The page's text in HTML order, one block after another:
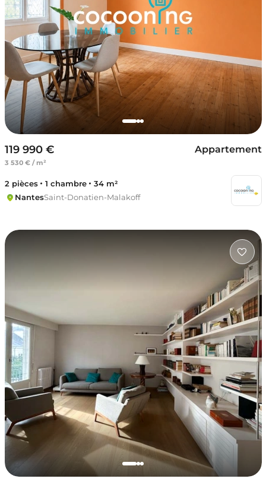
119 990 €
3 530 € / m²
Appartement
2 pièces 1 chambre
34 m²
NantesSaint-Donatien-Malakoff